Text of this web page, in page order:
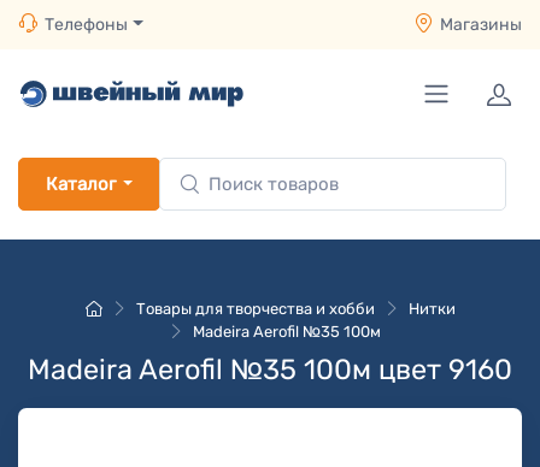
Телефоны Магазины
Каталог
Товары для творчества и хобби
Нитки
Madeira Aerofil №35 100м
Madeira Aerofil №35 100м цвет 9160